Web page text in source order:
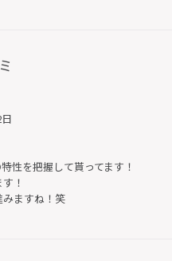
性を把握して貰ってます！
！
ますね！笑